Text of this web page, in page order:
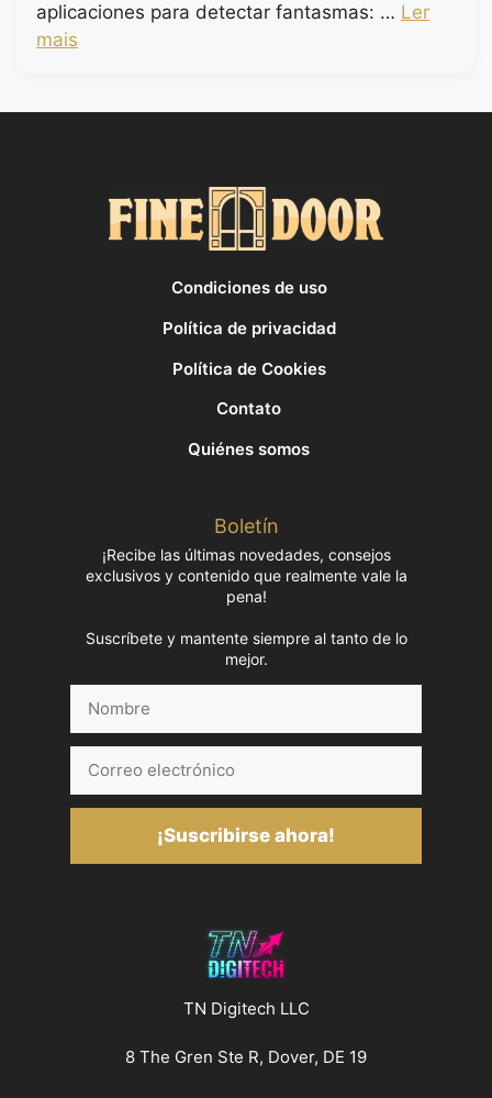
aplicaciones para detectar fantasmas: … Ler
mais
Condiciones de uso
Política de privacidad
Política de Cookies
Contato
Quiénes somos
Boletín
¡Recibe las últimas novedades, consejos
exclusivos y contenido que realmente vale la
pena!
Suscríbete y mantente siempre al tanto de lo
mejor.
electrónico
¡Suscribirse ahora!
TN Digitech LLC
8 The Gren Ste R, Dover, DE 19